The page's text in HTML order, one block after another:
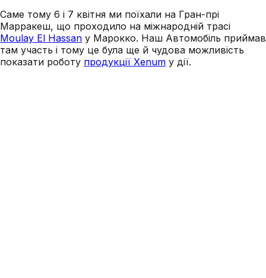
Саме тому 6 і 7 квітня ми поїхали на Гран-прі
Марракеш, що проходило на міжнародній трасі
Moulay El Hassan у Марокко. Наш Автомобіль приймав
там участь і тому це була ще й чудова можливість
показати роботу продукції Xenum у дії.